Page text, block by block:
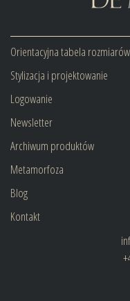
Orientacyjna tabela rozmiarów
Stylizacja i projektowanie
Logowanie
Newsletter
Archiwum produktów
Metamorfoza
Blog
Kontakt